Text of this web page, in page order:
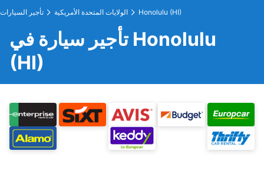
تأجير السيارات الولايات المتحدة الأمريكية Honolulu (HI)
تأجير سيارة في Honolulu
(HI)